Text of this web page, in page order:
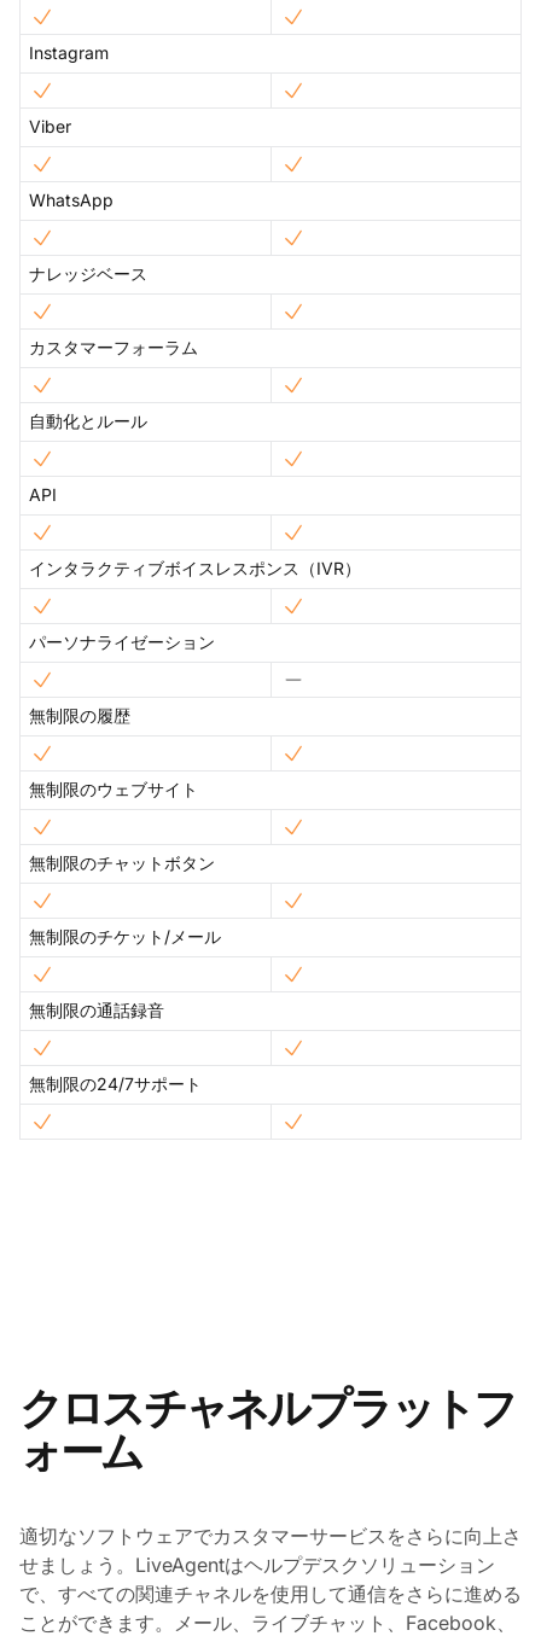
Instagram
Viber
WhatsApp
ナレッジベース
カスタマーフォーラム
自動化とルール
API
インタラクティブボイスレスポンス（IVR）
パーソナライゼーション
無制限の履歴
無制限のウェブサイト
無制限のチャットボタン
無制限のチケット/メール
無制限の通話録音
無制限の24/7サポート
クロスチャネルプラットフ
ォーム
適切なソフトウェアでカスタマーサービスをさらに向上さ
せましょう。LiveAgentはヘルプデスクソリューション
で、すべての関連チャネルを使用して通信をさらに進める
ことができます。メール、ライブチャット、Facebook、